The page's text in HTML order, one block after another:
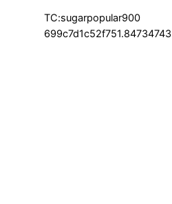
TC:sugarpopular900
699c7d1c52f751.84734743